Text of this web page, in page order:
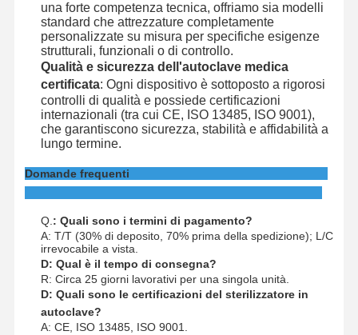
una forte competenza tecnica, offriamo sia modelli
standard che attrezzature completamente
personalizzate su misura per specifiche esigenze
strutturali, funzionali o di controllo.
Qualità e sicurezza dell'autoclave medica
certificata: Ogni dispositivo è sottoposto a rigorosi
controlli di qualità e possiede certificazioni
internazionali (tra cui CE, ISO 13485, ISO 9001),
che garantiscono sicurezza, stabilità e affidabilità a
lungo termine.
Domande frequenti
Q.: Quali sono i termini di pagamento?
A: T/T (30% di deposito, 70% prima della spedizione); L/C
irrevocabile a vista.
D: Qual è il tempo di consegna?
R: Circa 25 giorni lavorativi per una singola unità.
D: Quali sono le certificazioni del sterilizzatore in
autoclave?
A: CE, ISO 13485, ISO 9001.